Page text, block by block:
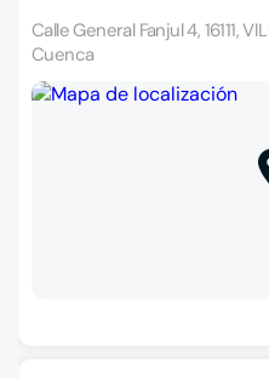
Calle General Fanjul 4, 16111,
Cuenca